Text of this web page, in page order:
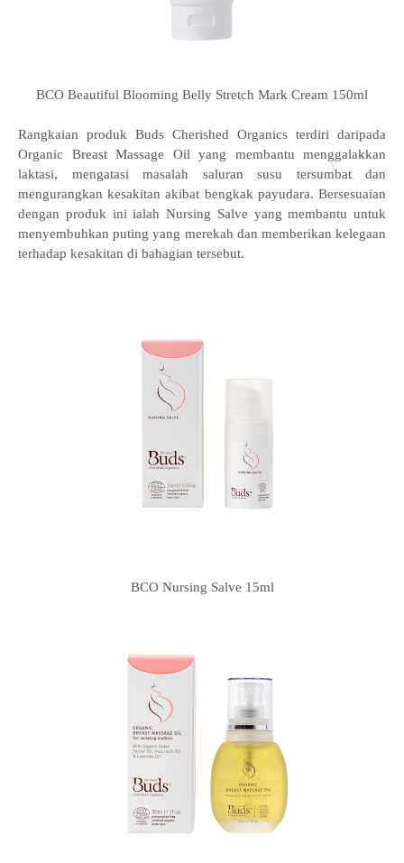
BCO Beautiful Blooming Belly Stretch Mark Cream 150ml
Rangkaian produk Buds Cherished Organics terdiri daripada
Organic Breast Massage Oil yang membantu menggalakkan
laktasi, mengatasi masalah saluran susu tersumbat dan
mengurangkan kesakitan akibat bengkak payudara. Bersesuaian
dengan produk ini ialah Nursing Salve yang membantu untuk
menyembuhkan puting yang merekah dan memberikan kelegaan
terhadap kesakitan di bahagian tersebut.
BCO Nursing Salve 15ml